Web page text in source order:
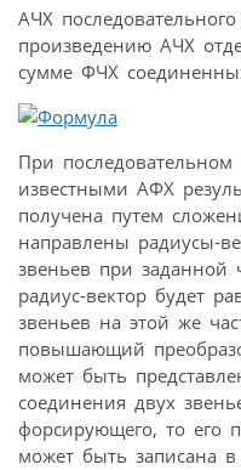
АЧХ
произведению АЧХ
сумме ФЧХ
При
известными АФХ
получена путем
направлены радиусы-
звеньев при заданной
радиус-вектор будет
звеньев на этой же
повышающий
может быть
соединения двух
форсирующего, то его
может быть записана